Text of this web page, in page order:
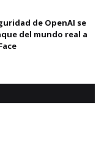
de OpenAI se
del mundo real a